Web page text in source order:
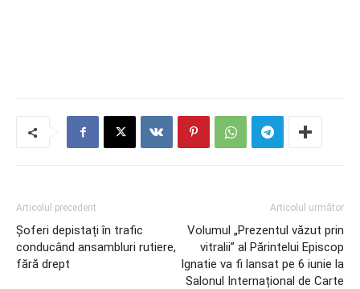
Articolul precedent
Șoferi depistați în trafic
conducând ansambluri rutiere,
fără drept
Articolul următor
Volumul „Prezentul văzut prin
vitralii” al Părintelui Episcop
Ignatie va fi lansat pe 6 iunie la
Salonul Internațional de Carte